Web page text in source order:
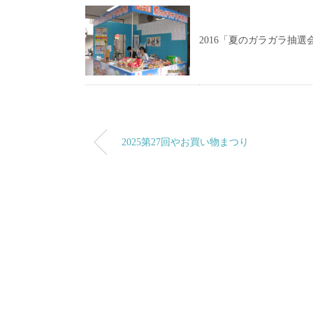
2016「夏のガラガラ抽選
2025第27回やお買い物まつり